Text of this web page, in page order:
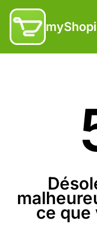
myShopi
ce que